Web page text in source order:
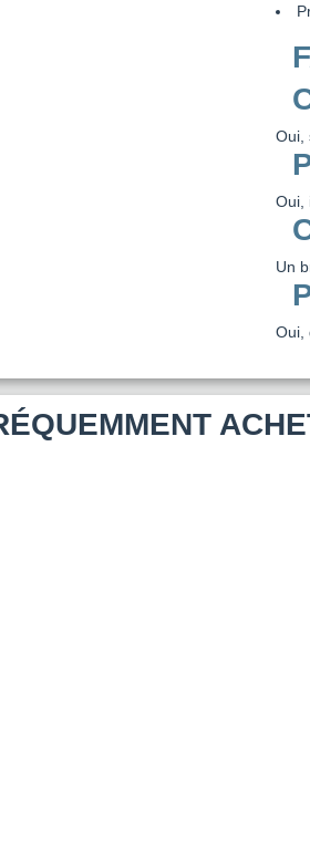
Oui,
Oui,
Un
Oui,